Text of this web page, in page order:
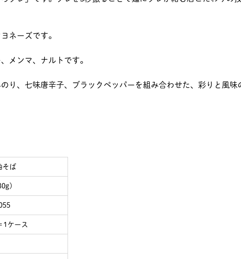
ネーズです。
メンマ、ナルトです。
り、七味唐辛子、ブラックペッパーを組み合わせた、彩りと風味
そば
1ケース